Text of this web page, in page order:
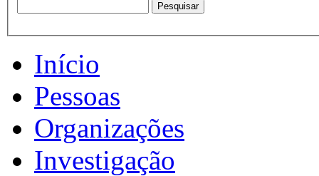
Início
Pessoas
Organizações
Investigação